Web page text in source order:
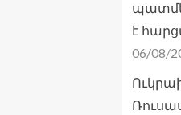
է
06/08/